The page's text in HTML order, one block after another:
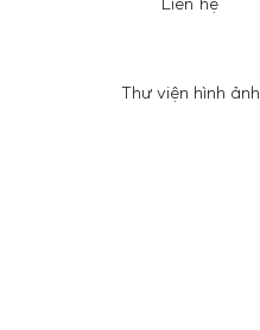
Thư viện hình ảnh